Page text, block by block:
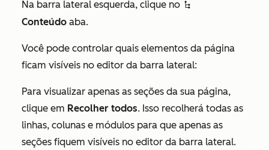
Na barra lateral esquerda, clique no siteTree
Conteúdo aba.
Você pode controlar quais elementos da página
ficam visíveis no editor da barra lateral:
Para visualizar apenas as seções da sua página,
clique em Recolher todos. Isso recolherá todas as
linhas, colunas e módulos para que apenas as
seções fiquem visíveis no editor da barra lateral.